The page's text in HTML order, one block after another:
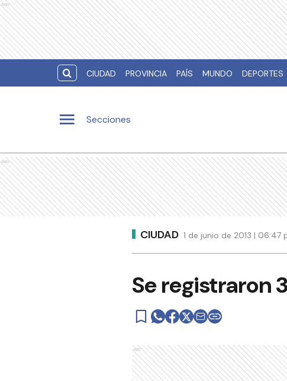
Ads
CIUDAD PROVINCIA PAÍS MUNDO DEPORTES
Secciones
Ads
CIUDAD 1 de junio de 2013 | 06:47
Se registraron
Ads